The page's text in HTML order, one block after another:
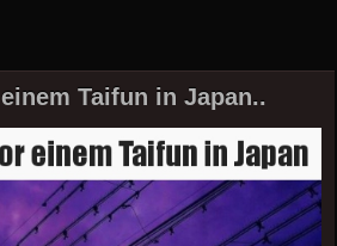
Taifun in Japan..